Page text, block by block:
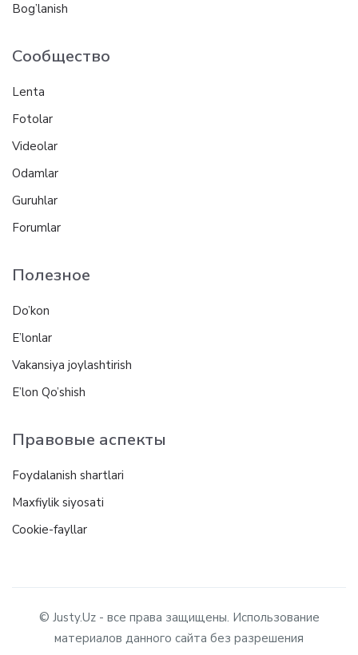
Bog’lanish
Сообщество
Lenta
Fotolar
Videolar
Odamlar
Guruhlar
Forumlar
Полезное
Do’kon
E’lonlar
Vakansiya joylashtirish
E’lon Qo’shish
Правовые аспекты
Foydalanish shartlari
Maxfiylik siyosati
Cookie-fayllar
© Justy.Uz - все права защищены. Использование
материалов данного сайта без разрешения